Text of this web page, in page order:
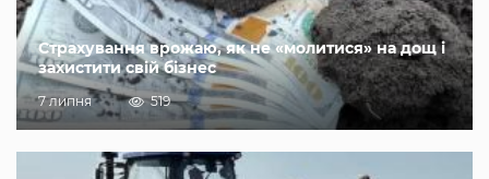
Страхування врожаю, як не «молитися» на дощ і
захистити свій бізнес
7 липня 519